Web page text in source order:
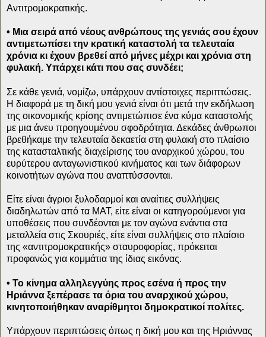
Αντιτρομοκρατικής.
• Μια σειρά από νέους ανθρώπους της γενιάς σου έχουν
αντιμετωπίσει την κρατική καταστολή τα τελευταία
χρόνια κι έχουν βρεθεί από μήνες μέχρι και χρόνια στη
φυλακή. Υπάρχει κάτι που σας συνδέει;
Σε κάθε γενιά, νομίζω, υπάρχουν αντίστοιχες περιπτώσεις.
Η διαφορά με τη δική μου γενιά είναι ότι μετά την εκδήλωση
της οικονομικής κρίσης αντιμετώπισε ένα κύμα καταστολής
με μια άνευ προηγουμένου σφοδρότητα. Δεκάδες άνθρωποι
βρεθήκαμε την τελευταία δεκαετία στη φυλακή στο πλαίσιο
της κατασταλτικής διαχείρισης του αναρχικού χώρου, του
ευρύτερου ανταγωνιστικού κινήματος και των διάφορων
κοινοτήτων αγώνα που αναπτύσσονται.
Είτε είναι άγριοι ξυλοδαρμοί και αναίτιες συλλήψεις
διαδηλωτών από τα ΜΑΤ, είτε είναι οι κατηγορούμενοι για
υποθέσεις που συνδέονται με τον αγώνα ενάντια στα
μεταλλεία στις Σκουριές, είτε είναι συλλήψεις στο πλαίσιο
της «αντιτρομοκρατικής» σταυροφορίας, πρόκειται
προφανώς για κομμάτια της ίδιας εικόνας.
• Το κίνημα αλληλεγγύης προς εσένα ή προς την
Ηριάννα ξεπέρασε τα όρια του αναρχικού χώρου,
κινητοποιήθηκαν αναρίθμητοι δημοκρατικοί πολίτες.
Υπάρχουν περιπτώσεις όπως η δική μου και της Ηριάννας